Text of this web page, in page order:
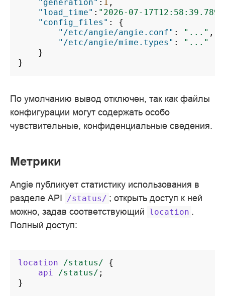
"generation" : 1 ,
"load_time" : "2026-07-
"config_files" :
{
"/etc/angie/angie.conf" : "..." ,
"/etc/angie/mime.types" :
"..."
}
}
По умолчанию вывод отключен, так как файлы
конфигурации могут содержать особо
чувствительные, конфиденциальные сведения.
Метрики
Angie публикует статистику использования в
разделе API /status/ ; открыть доступ к ней
можно, задав соответствующий location .
Полный доступ:
location /status/
{
api
/status/ ;
}